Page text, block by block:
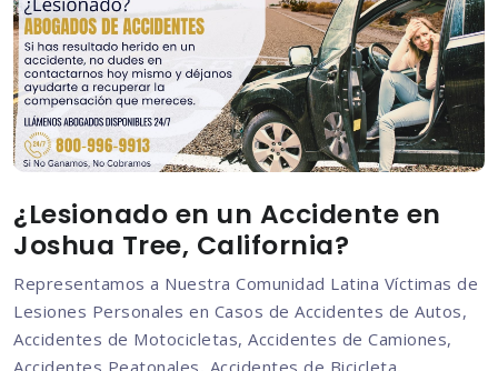
¿Lesionado en un Accidente en
Joshua Tree, California?
Representamos a Nuestra Comunidad Latina Víctimas de
Lesiones Personales en Casos de Accidentes de Autos,
Accidentes de Motocicletas, Accidentes de Camiones,